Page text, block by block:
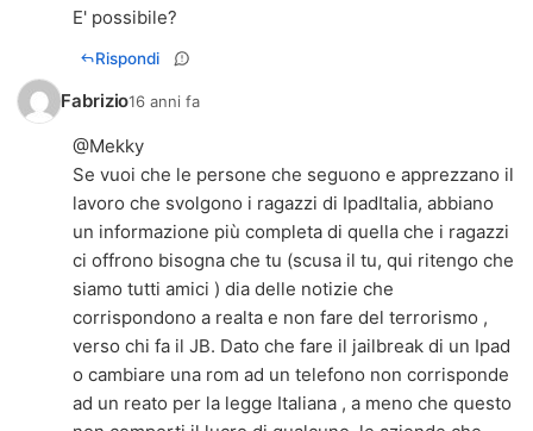
E' possibile?
Rispondi
Fabrizio16 anni fa
@Mekky
Se vuoi che le persone che seguono e apprezzano il
lavoro che svolgono i ragazzi di IpadItalia, abbiano
un informazione più completa di quella che i ragazzi
ci offrono bisogna che tu (scusa il tu, qui ritengo che
siamo tutti amici ) dia delle notizie che
corrispondono a realta e non fare del terrorismo ,
verso chi fa il JB. Dato che fare il jailbreak di un Ipad
o cambiare una rom ad un telefono non corrisponde
ad un reato per la legge Italiana , a meno che questo